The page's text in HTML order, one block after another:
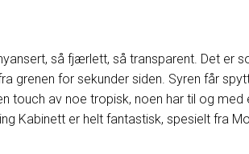
så fjærlett, så transparent. Det er
grenen for sekunder siden. Syren får
touch av noe tropisk, noen har til og
Kabinett er helt fantastisk, spesielt fra